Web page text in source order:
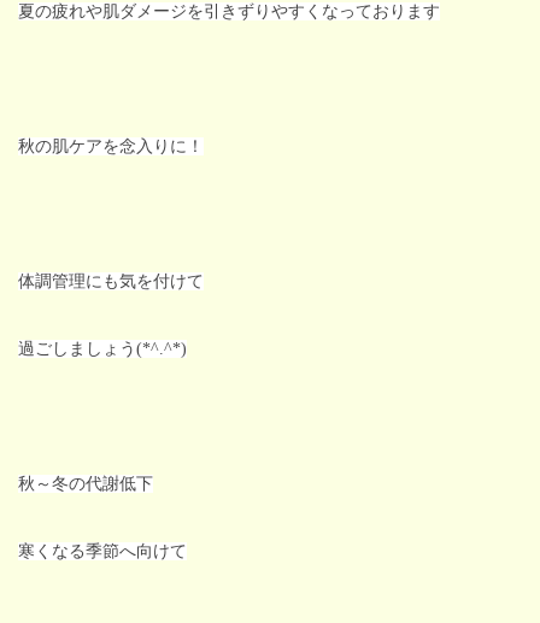
夏の疲れや肌ダメージを引きずりやすくなっております
秋の肌ケアを念入りに！
体調管理にも気を付けて
過ごしましょう(*^.^*)
秋～冬の代謝低下
寒くなる季節へ向けて